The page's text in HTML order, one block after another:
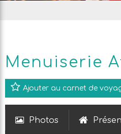
Menuiserie
Ajouter au carnet de
Photos